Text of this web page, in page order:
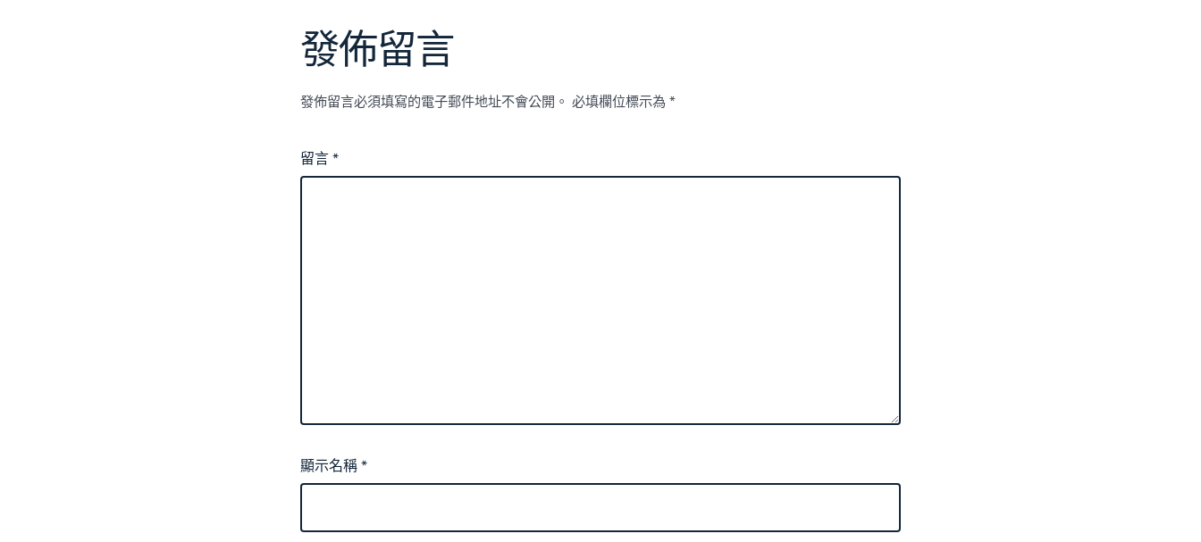
發佈留言
發佈留言必須填寫的電子郵件地址不會公開。 必填欄位標示為 *
留言*
顯示名稱*